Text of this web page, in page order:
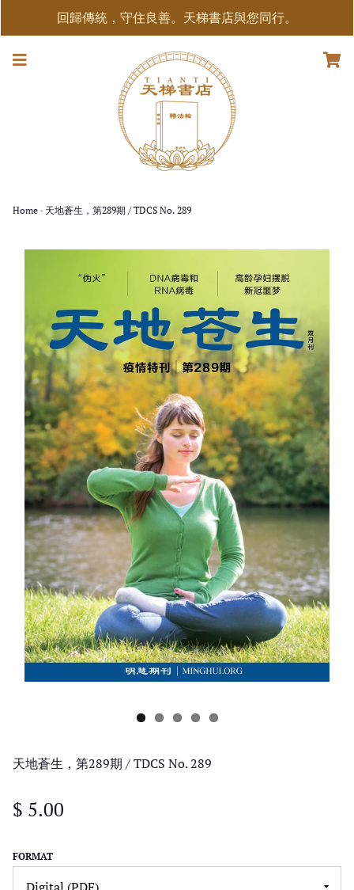
回歸傳統，守住良善。天梯書店與您同行。
Home › 天地蒼生，第289期 / TDCS No. 289
天地蒼生，第289期 / TDCS No. 289
$ 5.00
FORMAT